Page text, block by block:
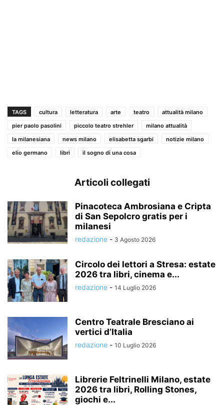
TAGS cultura letteratura arte teatro
attualità milano
pier paolo pasolini
piccolo teatro strehler
milano attualità
la milanesiana
news milano elisabetta sgarbi
notizie milano
elio germano
libri il sogno di una cosa
Articoli collegati
Pinacoteca Ambrosiana e Cripta
di San Sepolcro gratis per i
milanesi
redazione - 3 Agosto 2026
Circolo dei lettori a Stresa: estate
2026 tra libri, cinema e...
redazione - 14 Luglio 2026
Centro Teatrale Bresciano ai
vertici d’Italia
redazione - 10 Luglio 2026
Librerie Feltrinelli Milano, estate
2026 tra libri, Rolling Stones,
giochi e...